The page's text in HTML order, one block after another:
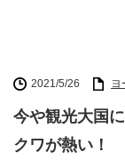
2021/5/26 ヨ
今や観光大国
クワが熱い！